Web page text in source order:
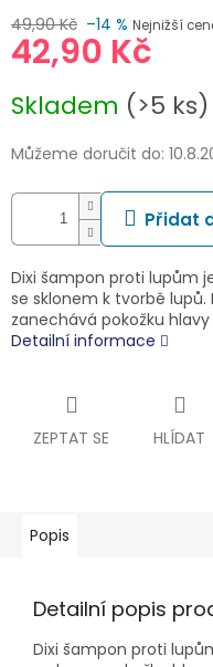
49,90 Kč –14 % Nejnižší
42,90 Kč
cena:
Skladem (>5 ks)
Můžeme doručit do:
Přidat
Dixi šampon proti lupům
se sklonem k tvorbě
zanechává pokožku hlavy
Detailní informace
ZEPTAT SE HLÍDAT
Popis
Detailní popis
Dixi šampon proti